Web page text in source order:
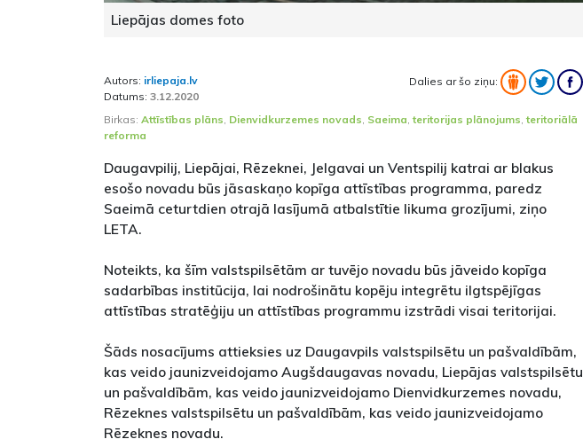
Liepājas domes foto
Autors: irliepaja.lv
Datums: 3.12.2020
Dalies ar šo ziņu:
Birkas: Attīstības plāns Dienvidkurzemes novads Saeima ,teritorijas plānojums ,teritoriālā
reforma
Daugavpilij, Liepājai, Rēzeknei, Jelgavai un Ventspilij katrai ar blakus
esošo novadu būs jāsaskaņo kopīga attīstības programma, paredz
Saeimā ceturtdien otrajā lasījumā atbalstītie likuma grozījumi, ziņo
LETA.
Noteikts, ka šīm valstspilsētām ar tuvējo novadu būs jāveido kopīga
sadarbības institūcija, lai nodrošinātu kopēju integrētu ilgtspējīgas
attīstības stratēģiju un attīstības programmu izstrādi visai teritorijai.
Šāds nosacījums attieksies uz Daugavpils valstspilsētu un pašvaldībām,
kas veido jaunizveidojamo Augšdaugavas novadu, Liepājas valstspilsētu
un pašvaldībām, kas veido jaunizveidojamo Dienvidkurzemes novadu,
Rēzeknes valstspilsētu un pašvaldībām, kas veido jaunizveidojamo
Rēzeknes novadu.